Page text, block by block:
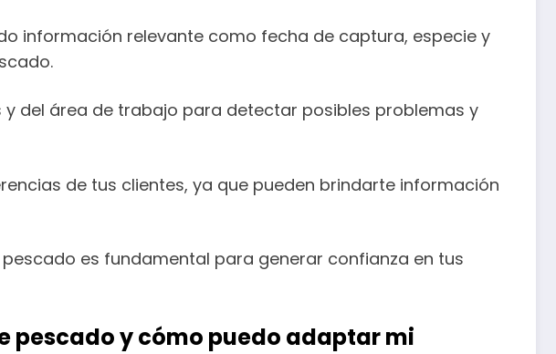
información relevante como fecha de captura, especie y
del área de trabajo para detectar posibles problemas y
de tus clientes, ya que pueden brindarte información
es fundamental para generar confianza en tus
pescado y cómo puedo adaptar mi